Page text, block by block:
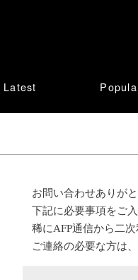
Latest
お問い合わせありが
下記に必要事項をご
稀にAFP通信から二
ご連絡の必要な方は